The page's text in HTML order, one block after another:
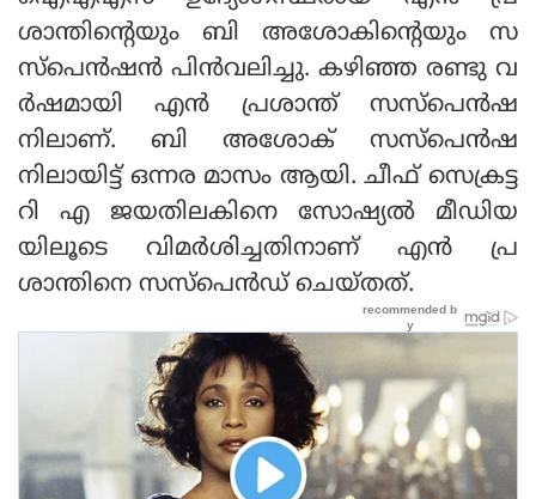
ശാന്തിന്റെയും ബി അശോകിന്റെയും സ
സ്‌പെന്‍ഷന്‍ പിന്‍വലിച്ചു. കഴിഞ്ഞ രണ്ടു വ
ര്‍ഷമായി എന്‍ പ്രശാന്ത് സസ്‌പെന്‍ഷ
നിലാണ്. ബി അശോക് സസ്‌പെന്‍ഷ
നിലായിട്ട് ഒന്നര മാസം ആയി. ചീഫ് സെക്രട്ട
റി എ ജയതിലകിനെ സോഷ്യല്‍ മീഡിയ
യിലൂടെ വിമര്‍ശിച്ചതിനാണ് എന്‍ പ്ര
ശാന്തിനെ സസ്‌പെന്‍ഡ് ചെയ്തത്.